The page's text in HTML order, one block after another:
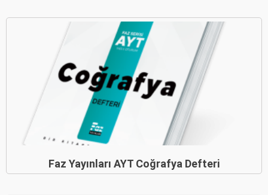
Faz Yayınları AYT Coğrafya Defteri